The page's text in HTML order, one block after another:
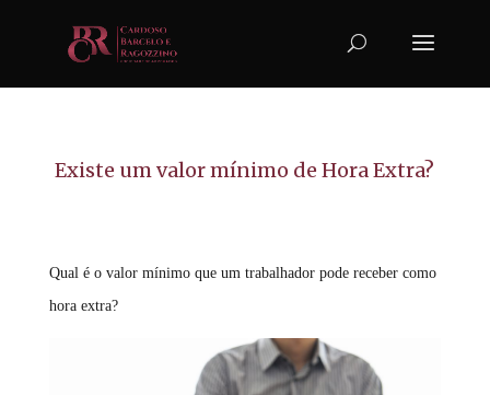
Existe um valor mínimo de Hora Extra?
Qual é o valor mínimo que um trabalhador pode receber como
hora extra?